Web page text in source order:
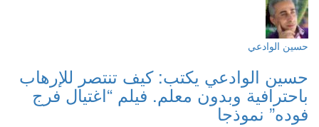
حسين الوادعي
حسين الوادعي يكتب: كيف تنتصر للإرهاب
باحترافية وبدون معلم. فيلم “اغتيال فرج
فوده” نموذجا